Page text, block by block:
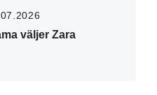
väljer Zara